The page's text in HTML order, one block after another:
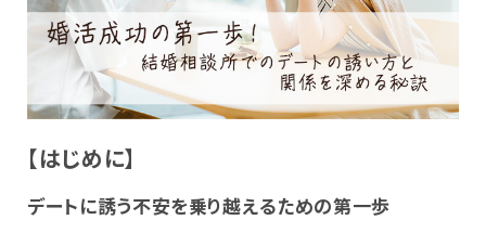
【はじめに】
デートに誘う不安を乗り越えるための第一歩